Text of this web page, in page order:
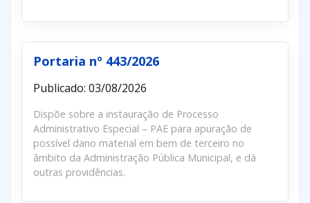
Portaria nº 443/2026
Publicado: 03/08/2026
Dispõe sobre a instauração de Processo
Administrativo Especial – PAE para apuração de
possível dano material em bem de terceiro no
âmbito da Administração Pública Municipal, e dá
outras providências.